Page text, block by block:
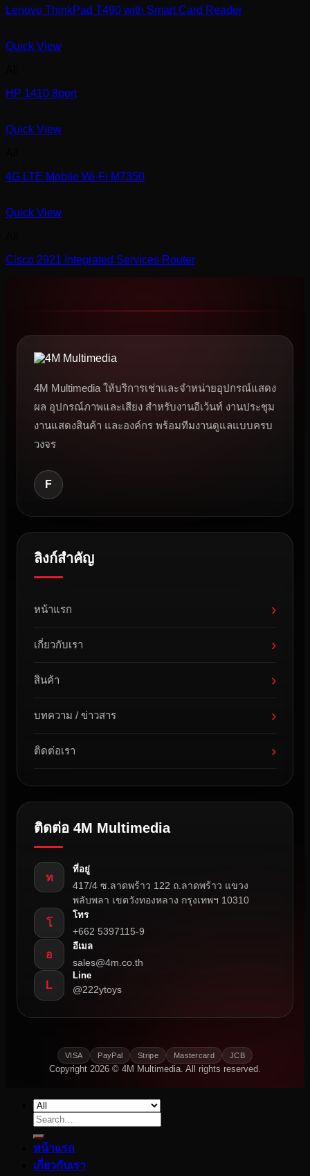
Lenovo ThinkPad T490 with Smart Card Reader
Quick View
HP 1410 8port
Quick View
4G LTE Mobile Wi-Fi M7350
Quick View
Cisco 2921 Integrated Services Router
4M Multimedia ให้บริการเช่าและจำหน่ายอุปกรณ์แสดง
ผล อุปกรณ์ภาพและเสียง สำหรับงานอีเว้นท์ งานประชุม
งานแสดงสินค้า และองค์กร พร้อมทีมงานดูแลแบบครบ
วงจร
F
ลิงก์สำคัญ
หน้าแรก ›
เกี่ยวกับเรา ›
สินค้า ›
บทความ / ข่าวสาร ›
ติดต่อเรา ›
ติดต่อ 4M Multimedia
ท
ที่อยู่
417/4 ซ.ลาดพร้าว 122 ถ.ลาดพร้าว แขวง
พลับพลา เขตวังทองหลาง กรุงเทพฯ 10310
โ
โทร
+662 5397115-9
อ
อีเมล
sales@4m.co.th
L
Line
@222ytoys
VISA PayPal Stripe Mastercard JCB
Copyright 2026 © 4M Multimedia. All rights reserved.
Search
for:
หน้าแรก
เกี่ยวกับเรา